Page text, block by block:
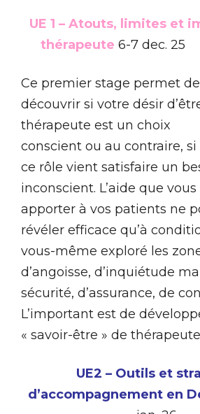
UE 1 – Atouts, limites et
thérapeute 6-7 dec. 25
Ce premier stage permet de
découvrir si votre désir
thérapeute est un choix
conscient ou au contraire, si
ce rôle vient satisfaire un
inconscient. L’aide que
apporter à vos patients ne
révéler efficace qu’à
vous-même exploré les
d’angoisse, d’inquiétude
sécurité, d’assurance, de
L’important est de
« savoir-être » de
UE2 – Outils et
d’accompagnement en